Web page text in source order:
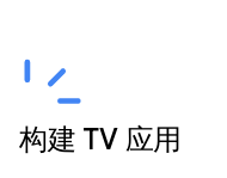
构建 TV 应用